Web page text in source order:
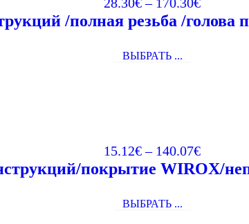
/полная резьба /
ВЫБРАТЬ ...
15.12€– 140.07€
покрытие WIROX/
ВЫБРАТЬ ...